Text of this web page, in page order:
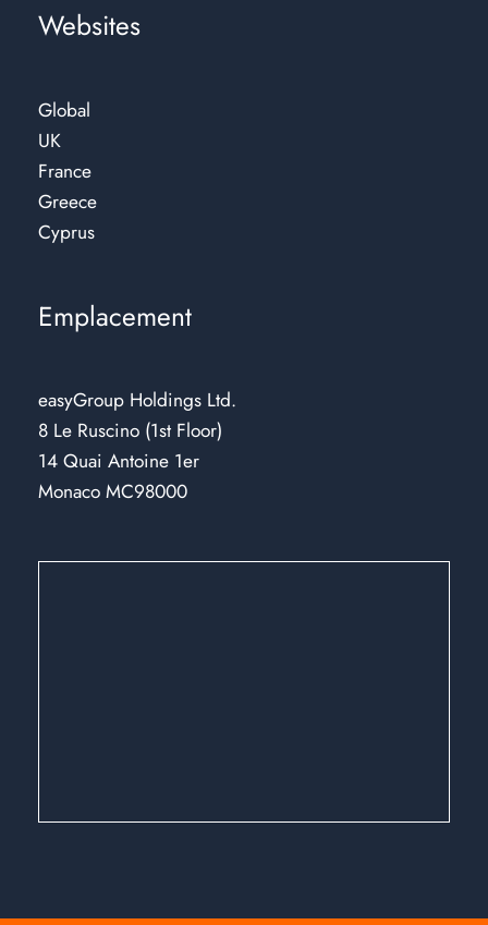
Websites
Global
UK
France
Greece
Cyprus
Emplacement
easyGroup Holdings Ltd.
8 Le Ruscino (1st Floor)
14 Quai Antoine 1er
Monaco MC98000